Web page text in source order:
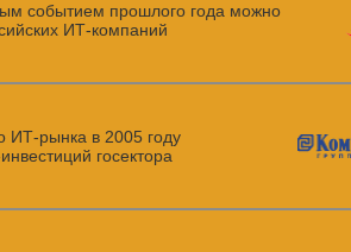
событием прошлого года можно
ИТ-компаний
ИТ-рынка в 2005 году
госектора